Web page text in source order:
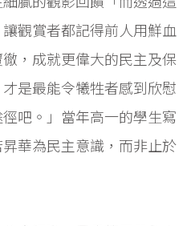
觀賞者都記得前人用鮮血
，成就更偉大的民主及保
是最能令犧牲者感到欣慰
吧。」當年高一的學生寫
華為民主意識，而非止於